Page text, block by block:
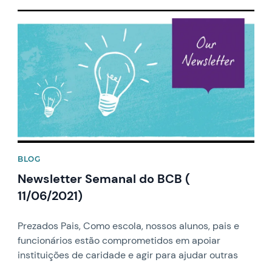
News image
BLOG
Newsletter Semanal do BCB (
11/06/2021)
Prezados Pais, Como escola, nossos alunos, pais e
funcionários estão comprometidos em apoiar
instituições de caridade e agir para ajudar outras